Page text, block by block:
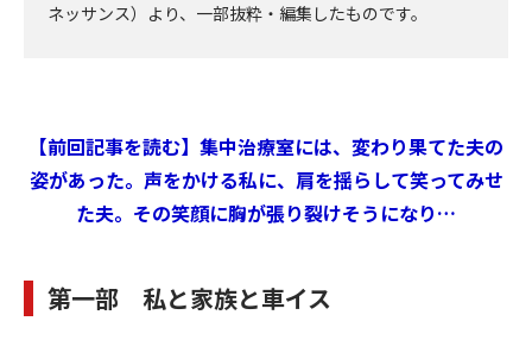
ネッサンス）より、一部抜粋・編集したものです。
【前回記事を読む】集中治療室には、変わり果てた夫の
姿があった。声をかける私に、肩を揺らして笑ってみせ
た夫。その笑顔に胸が張り裂けそうになり…
第一部 私と家族と車イス